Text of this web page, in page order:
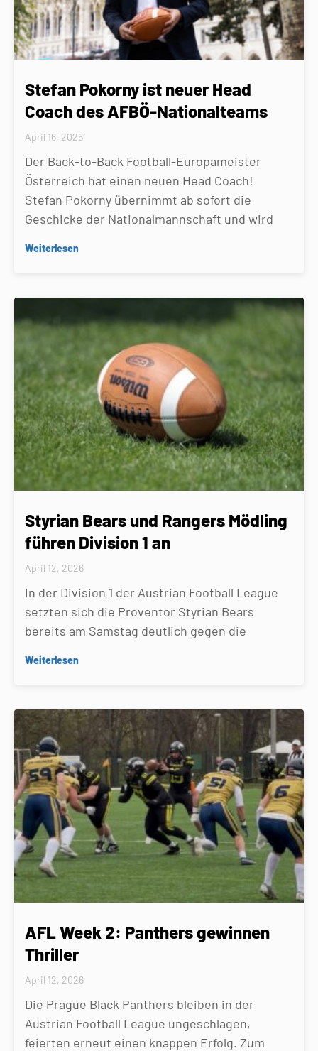
Stefan Pokorny ist neuer Head
Coach des AFBÖ-Nationalteams
April 16, 2026
Der Back-to-Back Football-Europameister
Österreich hat einen neuen Head Coach!
Stefan Pokorny übernimmt ab sofort die
Geschicke der Nationalmannschaft und wird
Weiterlesen
Styrian Bears und Rangers Mödling
führen Division 1 an
April 12, 2026
In der Division 1 der Austrian Football League
setzten sich die Proventor Styrian Bears
bereits am Samstag deutlich gegen die
Weiterlesen
AFL Week 2: Panthers gewinnen
Thriller
April 12, 2026
Die Prague Black Panthers bleiben in der
Austrian Football League ungeschlagen,
feierten erneut einen knappen Erfolg. Zum